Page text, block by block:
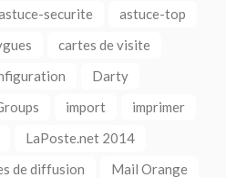
securite
astuce-top
cartes de visite
Darty
import
imprimer
LaPoste.net 2014
de diffusion
Mail Orange